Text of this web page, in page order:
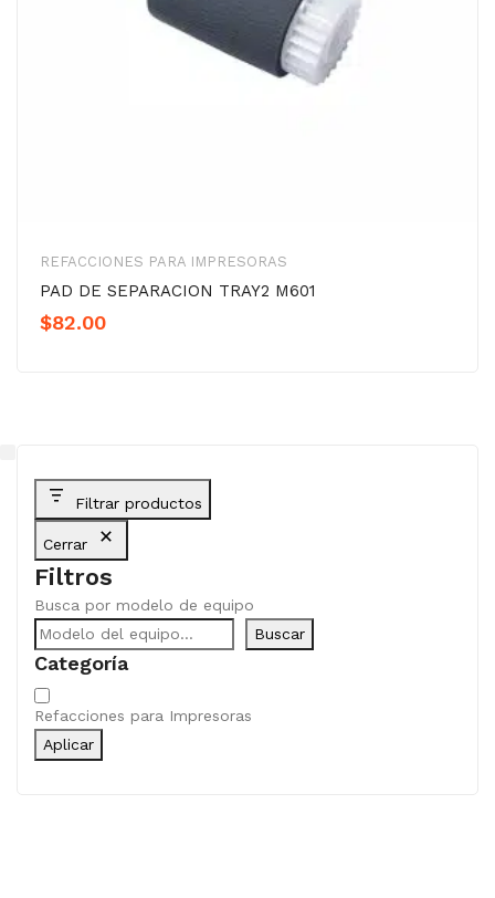
REFACCIONES PARA IMPRESORAS
PAD DE SEPARACION TRAY2 M601
$82.00
Filtrar productos
Cerrar
Filtros
Busca por modelo de equipo
Buscar
Categoría
Categoría
Refacciones para Impresoras
Aplicar